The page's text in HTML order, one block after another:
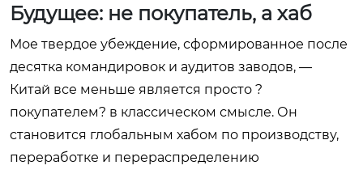
Будущее: не покупатель, а хаб
Мое твердое убеждение, сформированное после
десятка командировок и аудитов заводов, —
Китай все меньше является просто ?
покупателем? в классическом смысле. Он
становится глобальным хабом по производству,
переработке и перераспределению